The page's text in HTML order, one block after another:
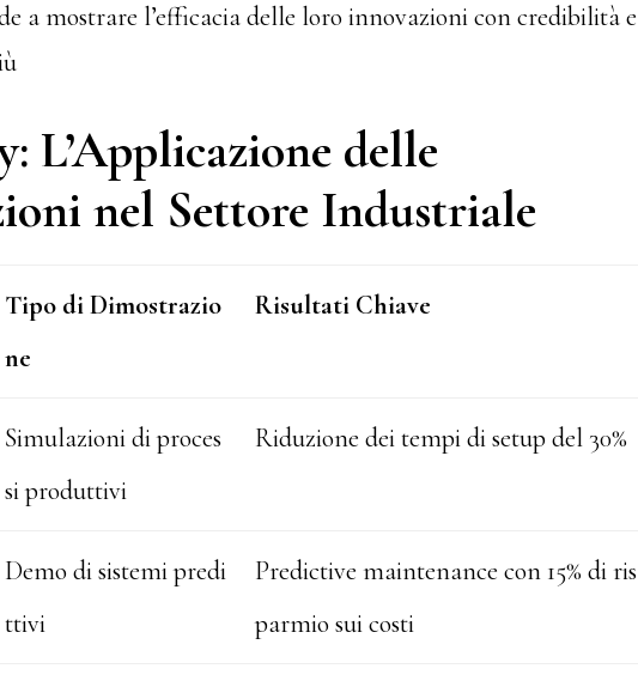
a mostrare l’efficacia delle loro innovazioni con credibilità e
L’Applicazione delle
nel Settore Industriale
Tipo di Dimostrazio
ne
Risultati Chiave
Simulazioni di proces
si produttivi
Riduzione dei tempi di setup del 30%
Demo di sistemi predi
ttivi
Predictive maintenance con 15% di ris
parmio sui costi